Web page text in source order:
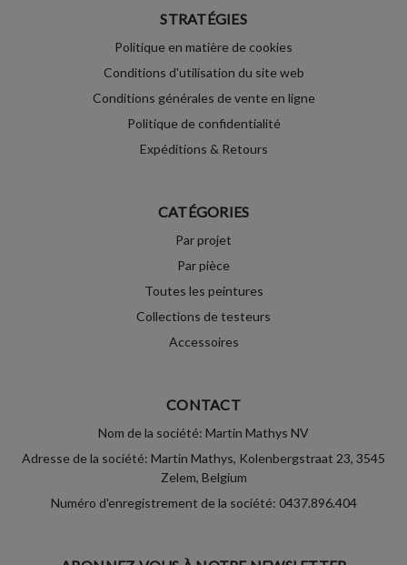
STRATÉGIES
Politique en matière de cookies
Conditions d'utilisation du site web
Conditions générales de vente en ligne
Politique de confidentialité
Expéditions & Retours
CATÉGORIES
Par projet
Par pièce
Toutes les peintures
Collections de testeurs
Accessoires
CONTACT
Nom de la société: Martin Mathys NV
Adresse de la société: Martin Mathys, Kolenbergstraat 23, 3545
Zelem, Belgium
Numéro d'enregistrement de la société: 0437.896.404